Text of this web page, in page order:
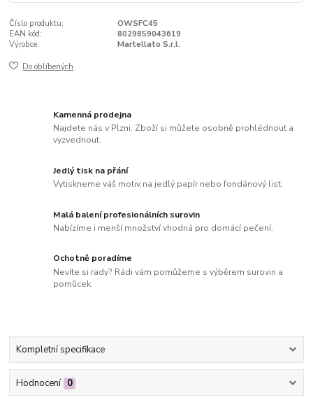
Číslo produktu:
OWSFC45
EAN kód:
8029859043619
Výrobce:
Martellato S.r.l.
Do oblíbených
Kamenná prodejna
Najdete nás v Plzni. Zboží si můžete osobně prohlédnout a
vyzvednout.
Jedlý tisk na přání
Vytiskneme váš motiv na jedlý papír nebo fondánový list.
Malá balení profesionálních surovin
Nabízíme i menší množství vhodná pro domácí pečení.
Ochotně poradíme
Nevíte si rady? Rádi vám pomůžeme s výběrem surovin a
pomůcek.
Kompletní specifikace
Hodnocení 0